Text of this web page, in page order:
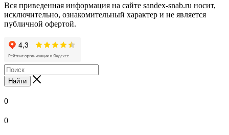
Вся приведенная информация на сайте sandex-snab.ru носит,
исключительно, ознакомительный характер и не является
публичной офертой.
Найти
0
0